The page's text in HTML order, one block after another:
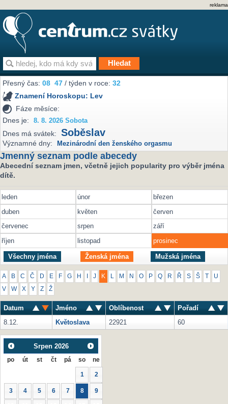
reklama
Přesný čas:08 47 / týden v roce:32
Znamení Horoskopu: Lev
Fáze měsíce:
Dnes je:
8. 8. 2026 Sobota
Dnes má svátek: Soběslav
Významné dny: Mezinárodní den ženského orgasmu
Jmenný seznam podle abecedy
Abecední seznam jmen, včetně jejich popularity pro výběr jména
dítě.
leden únor
březen
duben
květen
červen
červenec
srpen
září
říjen
listopad prosinec
Všechny jména Ženská jména Mužská jména
A B C Č D E F G H J K M N O P Q R Ř S Š U
V W X Y Z Ž
Datum Jméno Oblíbenost
Pořadí
8.12.
Květoslava 22921 60
Srpen 2026
po út st čt pá so ne
1 2
3 4 5 6 7 8 9